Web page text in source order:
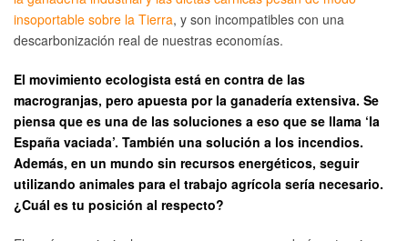
insoportable sobre la Tierra, y son incompatibles con una
descarbonización real de nuestras economías.
El movimiento ecologista está en contra de las
macrogranjas, pero apuesta por la ganadería extensiva. Se
piensa que es una de las soluciones a eso que se llama ‘la
España vaciada’. También una solución a los incendios.
Además, en un mundo sin recursos energéticos, seguir
utilizando animales para el trabajo agrícola sería necesario.
¿Cuál es tu posición al respecto?